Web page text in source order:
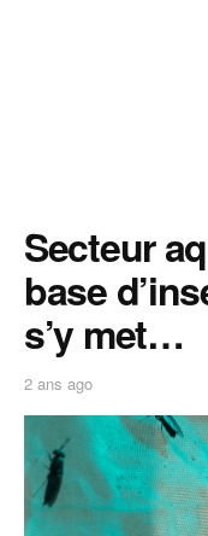
Secteur
base
s’y met…
2 ans ago